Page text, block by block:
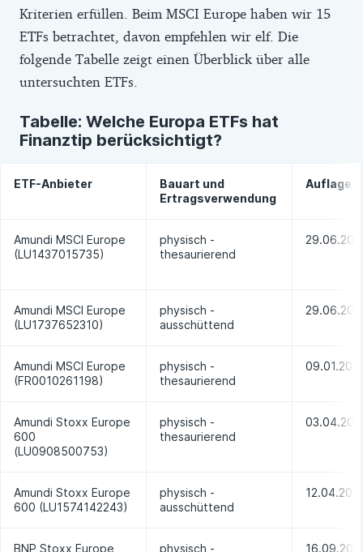
Kriterien erfüllen. Beim MSCI Europe haben wir 15
ETFs betrachtet, davon empfehlen wir elf. Die
folgende Tabelle zeigt einen Überblick über alle
untersuchten ETFs.
Tabelle: Welche Europa ETFs hat
Finanztip berücksichtigt?
ETF-Anbieter
Bauart und
Ertragsverwendung
Auflage
Amundi MSCI Europe
(LU1437015735)
physisch -
thesaurierend
Amundi MSCI Europe
(LU1737652310)
physisch -
ausschüttend
Amundi MSCI Europe
(FR0010261198)
physisch -
thesaurierend
Amundi Stoxx Europe
600
(LU0908500753)
physisch -
thesaurierend
Amundi Stoxx Europe
600 (LU1574142243)
physisch -
ausschüttend
BNP Stoxx Europe
physisch -